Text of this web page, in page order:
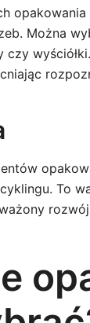
Można
czy
To